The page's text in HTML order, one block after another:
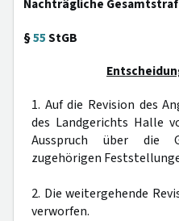
Nachträgliche
§55StGB
1. Auf die Revision des
des Landgerichts Halle
Ausspruch über die
zugehörigen
2. Die weitergehende
verworfen.